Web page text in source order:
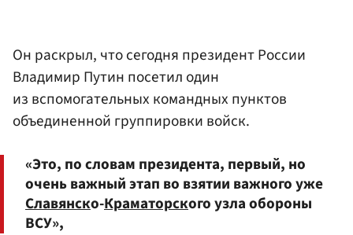
Он раскрыл, что сегодня президент России
Владимир Путин посетил один
из вспомогательных командных пунктов
объединенной группировки войск.
«Это, по словам президента, первый, но
очень важный этап во взятии важного уже
Славянско-Краматорского узла обороны
ВСУ»,